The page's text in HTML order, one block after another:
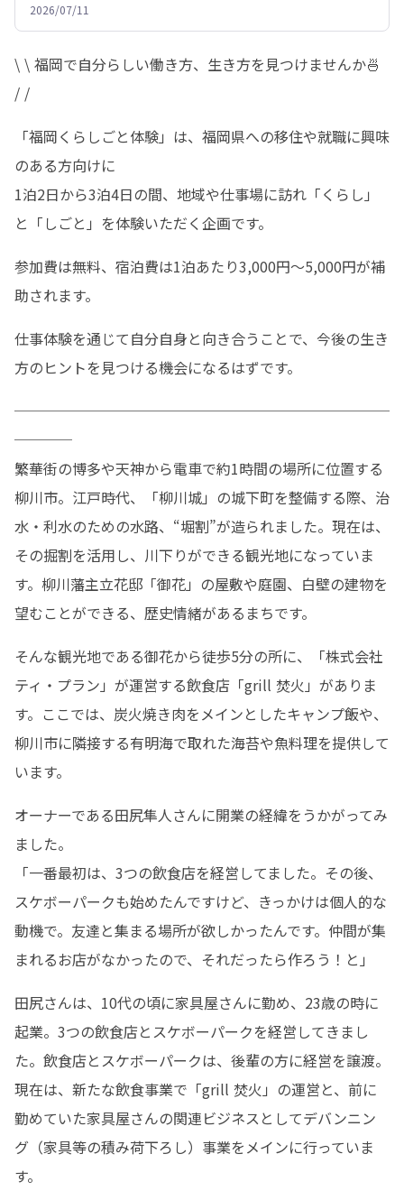
2026/07/11
\ \ 福岡で自分らしい働き方、生き方を見つけませんか🍜
/ /
「福岡くらしごと体験」は、福岡県への移住や就職に興味
のある方向けに
1泊2日から3泊4日の間、地域や仕事場に訪れ「くらし」
と「しごと」を体験いただく企画です。
参加費は無料、宿泊費は1泊あたり3,000円〜5,000円が補
助されます。
仕事体験を通じて自分自身と向き合うことで、今後の生き
方のヒントを見つける機会になるはずです。
──────────────────────────
────
繁華街の博多や天神から電車で約1時間の場所に位置する
柳川市。江戸時代、「柳川城」の城下町を整備する際、治
水・利水のための水路、“堀割”が造られました。現在は、
その掘割を活用し、川下りができる観光地になっていま
す。柳川藩主立花邸「御花」の屋敷や庭園、白壁の建物を
望むことができる、歴史情緒があるまちです。
そんな観光地である御花から徒歩5分の所に、「株式会社
ティ・プラン」が運営する飲食店「grill 焚火」がありま
す。ここでは、炭火焼き肉をメインとしたキャンプ飯や、
柳川市に隣接する有明海で取れた海苔や魚料理を提供して
います。
オーナーである田尻隼人さんに開業の経緯をうかがってみ
ました。
「一番最初は、3つの飲食店を経営してました。その後、
スケボーパークも始めたんですけど、きっかけは個人的な
動機で。友達と集まる場所が欲しかったんです。仲間が集
まれるお店がなかったので、それだったら作ろう！と」
田尻さんは、10代の頃に家具屋さんに勤め、23歳の時に
起業。3つの飲食店とスケボーパークを経営してきまし
た。飲食店とスケボーパークは、後輩の方に経営を譲渡。
現在は、新たな飲食事業で「grill 焚火」の運営と、前に
勤めていた家具屋さんの関連ビジネスとしてデバンニン
グ（家具等の積み荷下ろし）事業をメインに行っていま
す。